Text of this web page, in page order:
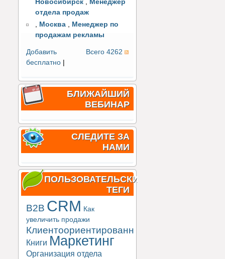
Новосибирск , Менеджер
отдела продаж
, Москва , Менеджер по
продажам рекламы
Всего 4262
Добавить
бесплатно
БЛИЖАЙШИЙ
ВЕБИНАР
СЛЕДИТЕ ЗА
НАМИ
ПОЛЬЗОВАТЕЛЬСКИЕ
ТЕГИ
B2B CRM Как
увеличить продажи
Клиентоориентированность
Книги Маркетинг
Организация отдела